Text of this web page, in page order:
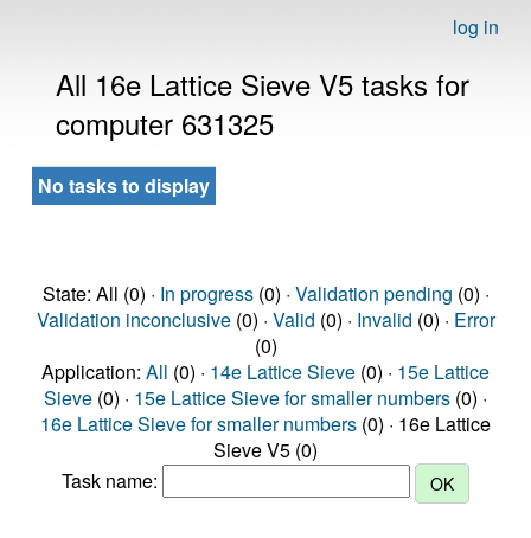
log in
All 16e Lattice Sieve V5 tasks for
computer 631325
No tasks to display
State: All (0) · In progress(0) · Validation pending (0) ·
Validation inconclusive(0) · Valid (0) · Invalid (0) · Error
(0)
Application: All (0) · 14e Lattice Sieve (0) · 15e Lattice
Sieve (0) · 15e Lattice Sieve for smaller numbers (0) ·
16e Lattice Sieve for smaller numbers (0) · 16e Lattice
Sieve V5 (0)
Task name: